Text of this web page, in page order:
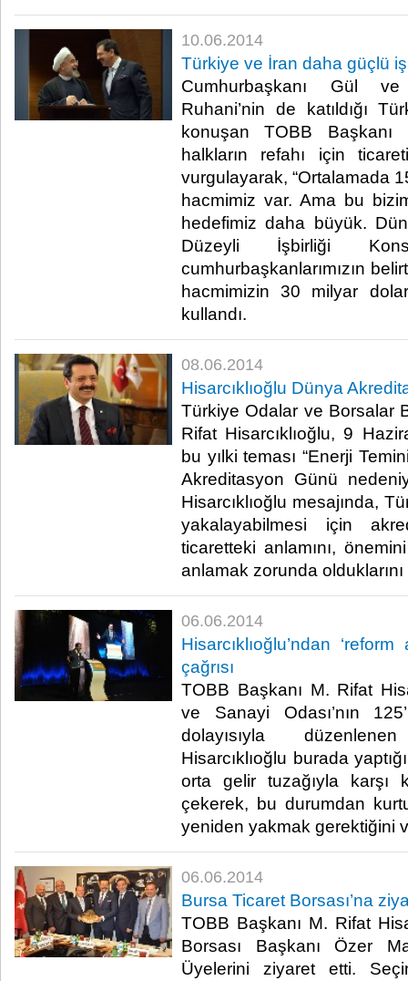
10.06.2014
Türkiye ve İran daha güçlü
Cumhurbaşkanı Gül
Ruhani’nin de katıldığı
konuşan TOBB Başkanı
halkların refahı için
vurgulayarak, “Ortalamada
hacmimiz var. Ama bu
hedefimiz daha büyük.
Düzeyli İşbirliği
cumhurbaşkanlarımızın
hacmimizin 30 milyar
kullandı.​
08.06.2014
Hisarcıklıoğlu Dünya
Türkiye Odalar ve Borsalar
Rifat Hisarcıklıoğlu, 9
bu yılki teması “Enerji
Akreditasyon Günü
Hisarcıklıoğlu mesajında,
yakalayabilmesi için
ticaretteki anlamını,
anlamak zorunda
06.06.2014
Hisarcıklıoğlu’ndan
çağrısı
TOBB Başkanı M. Rifat
ve Sanayi Odası’nın
dolayısıyla
Hisarcıklıoğlu burada
orta gelir tuzağıyla karşı
çekerek, bu durumdan
yeniden yakmak gerektiğini
06.06.2014
Bursa Ticaret Borsası’na
TOBB Başkanı M. Rifat
Borsası Başkanı Özer
Üyelerini ziyaret etti.